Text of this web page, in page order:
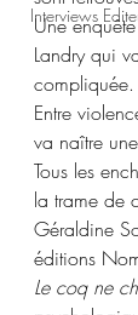
Interviews
Une
Landry qui
compliquée.
Entre
va naître
Tous les
la trame de
Géraldine
éditions
Le coq ne